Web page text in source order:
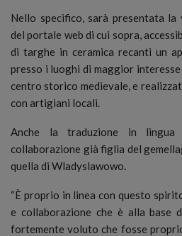
Nello specifico, sarà presentata la
del portale web di cui sopra,
di targhe in ceramica recanti un
presso i luoghi di maggior
centro storico medievale, e
con artigiani locali.
Anche la traduzione in
collaborazione già figlia del
quella di Wladyslawowo.
“È proprio in linea con questo
e collaborazione che è alla base
fortemente voluto che fosse